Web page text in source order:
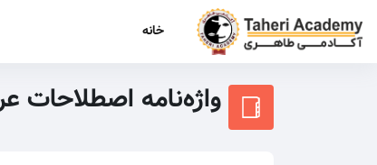
خانه
واژه‌نامه اصطلاحات